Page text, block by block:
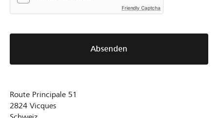
Friendly Captcha
Absenden
Route Principale 51
2824 Vicques